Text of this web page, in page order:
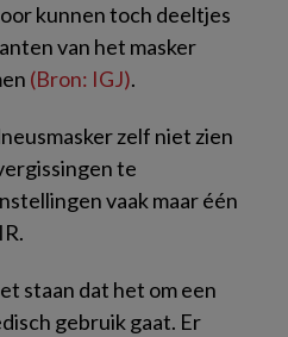
kunnen toch deeltjes
van het masker
(Bron: IGJ).
zelf niet zien
te
vaak maar één
staan dat het om een
gebruik gaat. Er